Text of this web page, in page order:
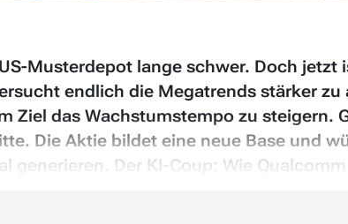
Musterdepot lange schwer. Doch
endlich die Megatrends stärker
Ziel das Wachstumstempo zu steigern.
Die Aktie bildet eine neue Base und
Der KI-Coup: Wie Qualcomm